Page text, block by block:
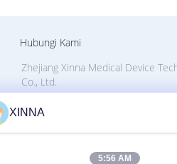
Hubungi Kami
Zhejiang Xinna Medical Device
Co., Ltd.
Zona Industri Huangnikan, Jalan
Yuhuan, Kota Taizhou, Provinsi
Cina.
+8613958193545-571-83082507
XINNA
5:56 AM